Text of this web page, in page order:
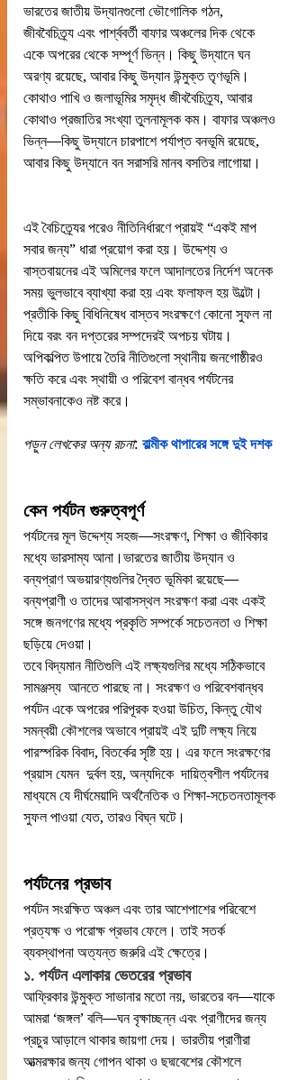
ভারতের জাতীয় উদ্যানগুলো ভৌগোলিক গঠন,
জীববৈচিত্র্য এবং পার্শ্ববর্তী বাফার অঞ্চলের দিক থেকে
একে অপরের থেকে সম্পূর্ণ ভিন্ন। কিছু উদ্যানে ঘন
অরণ্য রয়েছে, আবার কিছু উদ্যান উন্মুক্ত তৃণভূমি।
কোথাও পাখি ও জলাভূমির সমৃদ্ধ জীববৈচিত্র্য, আবার
কোথাও প্রজাতির সংখ্যা তুলনামূলক কম। বাফার অঞ্চলও
ভিন্ন—কিছু উদ্যানে চারপাশে পর্যাপ্ত বনভূমি রয়েছে,
আবার কিছু উদ্যানে বন সরাসরি মানব বসতির লাগোয়া।
এই বৈচিত্র্যের পরেও নীতিনির্ধারণে প্রায়ই “একই মাপ
সবার জন্য” ধারা প্রয়োগ করা হয়। উদ্দেশ্য ও
বাস্তবায়নের এই অমিলের ফলে আদালতের নির্দেশ অনেক
সময় ভুলভাবে ব্যাখ্যা করা হয় এবং ফলাফল হয় উল্টো।
প্রতীকি কিছু বিধিনিষেধ বাস্তব সংরক্ষণে কোনো সুফল না
দিয়ে বরং বন দপ্তরের সম্পদেরই অপচয় ঘটায়।
অপিকল্পিত উপায়ে তৈরি নীতিগুলো স্থানীয় জনগোষ্ঠীরও
ক্ষতি করে এবং স্থায়ী ও পরিবেশ বান্ধব পর্যটনের
সম্ভাবনাকেও নষ্ট করে।
পড়ুন লেখকের অন্য রচনা: বাল্মীক থাপারের সঙ্গে দুই দশক
কেন পর্যটন গুরুত্বপূর্ণ
পর্যটনের মূল উদ্দেশ্য সহজ—সংরক্ষণ, শিক্ষা ও জীবিকার
মধ্যে ভারসাম্য আনা।ভারতের জাতীয় উদ্যান ও
বন্যপ্রাণ অভয়ারণ্যগুলির দ্বৈত ভূমিকা রয়েছে—
বন্যপ্রাণী ও তাদের আবাসস্থল সংরক্ষণ করা এবং একই
সঙ্গে জনগণের মধ্যে প্রকৃতি সম্পর্কে সচেতনতা ও শিক্ষা
ছড়িয়ে দেওয়া।
তবে বিদ্যমান নীতিগুলি এই লক্ষ্যগুলির মধ্যে সঠিকভাবে
সামঞ্জস্য  আনতে পারছে না। সংরক্ষণ ও পরিবেশবান্ধব
পর্যটন একে অপরের পরিপূরক হওয়া উচিত, কিন্তু যৌথ
সমন্বয়ী কৌশলের অভাবে প্রায়ই এই দুটি লক্ষ্য নিয়ে
পারস্পরিক বিবাদ, বিতর্কের সৃষ্টি হয়। এর ফলে সংরক্ষণের
প্রয়াস যেমন  দুর্বল হয়, অন্যদিকে  দায়িত্বশীল পর্যটনের
মাধ্যমে যে দীর্ঘমেয়াদি অর্থনৈতিক ও শিক্ষা-সচেতনতামূলক
সুফল পাওয়া যেত, তারও বিঘ্ন ঘটে।
পর্যটনের প্রভাব
পর্যটন সংরক্ষিত অঞ্চল এবং তার আশেপাশের পরিবেশে
প্রত্যক্ষ ও পরোক্ষ প্রভাব ফেলে। তাই সতর্ক
ব্যবস্থাপনা অত্যন্ত জরুরি এই ক্ষেত্রে।
১. পর্যটন এলাকার ভেতরের প্রভাব
আফ্রিকার উন্মুক্ত সাভানার মতো নয়, ভারতের বন—যাকে
আমরা ‘জঙ্গল’ বলি—ঘন বৃক্ষাচ্ছন্ন এবং প্রাণীদের জন্য
প্রচুর আড়ালে থাকার জায়গা দেয়। ভারতীয় প্রাণীরা
আত্মরক্ষার জন্য গোপন থাকা ও ছদ্মবেশের কৌশলে